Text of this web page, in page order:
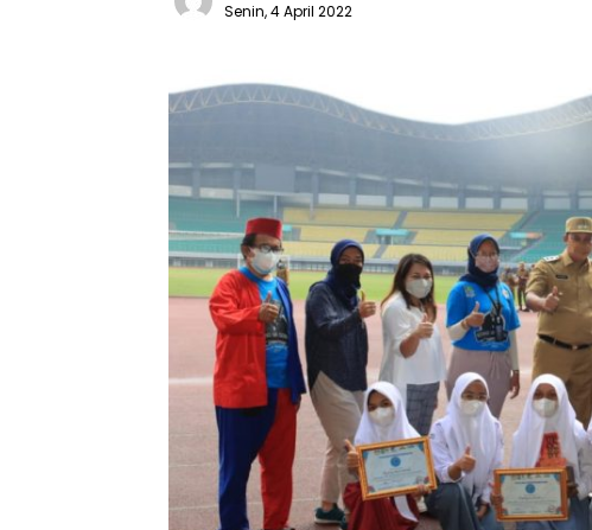
Senin, 4 April 2022